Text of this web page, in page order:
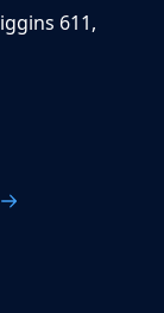
611,